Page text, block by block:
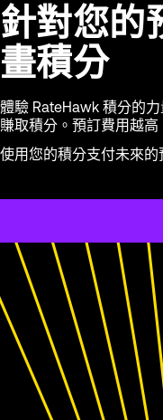
針對您的
畫積分
體驗 RateHawk 積分的
賺取積分。預訂費用越高
使用您的積分支付未來的